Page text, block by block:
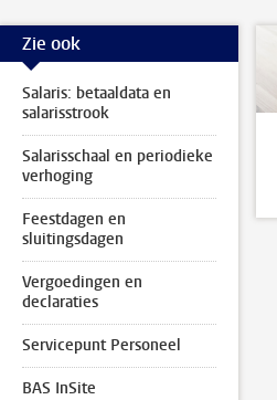
Zie ook
Salaris: betaaldata en
salarisstrook
Salarisschaal en periodieke
verhoging
Feestdagen en
sluitingsdagen
Vergoedingen en
declaraties
Servicepunt Personeel
BAS InSite